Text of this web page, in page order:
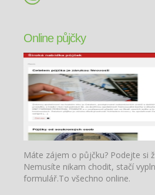
Online půjčky
Máte zájem o půjčku? Podejte si
Nemusíte nikam chodit, stačí
formulář.To všechno online.